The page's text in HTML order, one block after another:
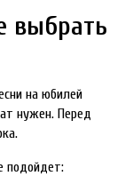
выбрать
на юбилей
нужен. Перед
подойдет: